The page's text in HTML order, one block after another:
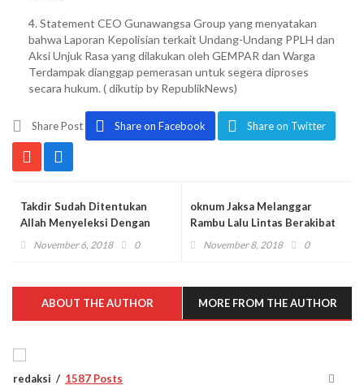
4. Statement CEO Gunawangsa Group yang menyatakan
bahwa Laporan Kepolisian terkait Undang-Undang PPLH dan
Aksi Unjuk Rasa yang dilakukan oleh GEMPAR dan Warga
Terdampak dianggap pemerasan untuk segera diproses
secara hukum. ( dikutip by RepublikNews)
Share Post Share on Facebook Share on Twitter
Takdir Sudah Ditentukan
Allah Menyeleksi Dengan
Perhitungan Yang Tak Pernah
November 6, 2018 0
oknum Jaksa Melanggar
Rambu Lalu Lintas Berakibat
Kakek Pengendara Sepeda
November 8, 2018 0
ABOUT THE AUTHOR MORE FROM THE AUTHOR
redaksi 1587 Posts